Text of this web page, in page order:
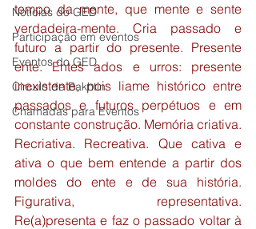
Notícias do GED
Participação em eventos
Eventos do GED
Circulo de Bakhtin
Chamadas para Eventos
tempo da mente, que mente e sente
verdadeira-mente. Cria passado e
futuro a partir do presente. Presente
ente. Entes ados e urros: presente
inexistente, pois liame histórico entre
passados e futuros perpétuos e em
constante construção. Memória criativa.
Recriativa. Recreativa. Que cativa e
ativa o que bem entende a partir dos
moldes do ente e de sua história.
Figurativa, representativa.
Re(a)presenta e faz o passado voltar à